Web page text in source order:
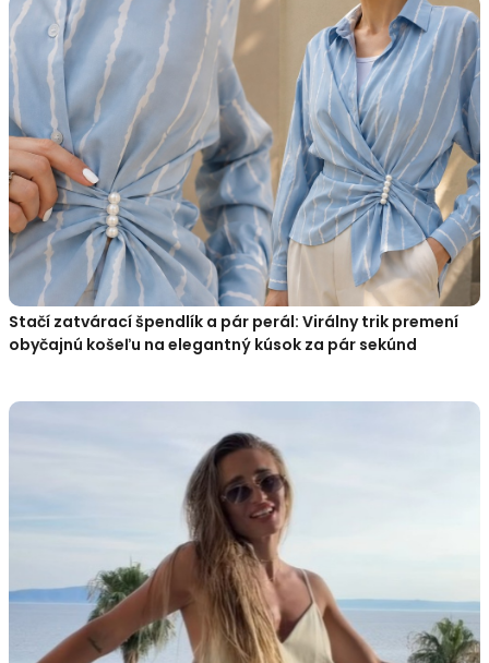
Stačí zatvárací špendlík a pár perál: Virálny trik premení
obyčajnú košeľu na elegantný kúsok za pár sekúnd